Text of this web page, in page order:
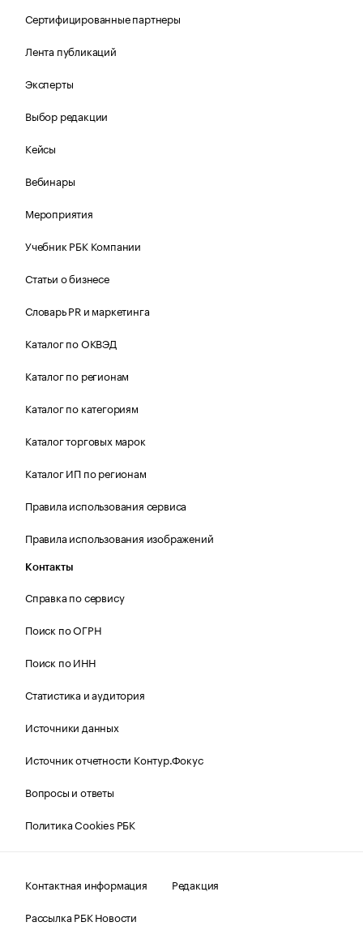
Сертифицированные партнеры
Лента публикаций
Эксперты
Выбор редакции
Кейсы
Вебинары
Мероприятия
Учебник РБК Компании
Статьи о бизнесе
Словарь PR и маркетинга
Каталог по ОКВЭД
Каталог по регионам
Каталог по категориям
Каталог торговых марок
Каталог ИП по регионам
Правила использования сервиса
Правила использования изображений
Контакты
Справка по сервису
Поиск по ОГРН
Поиск по ИНН
Статистика и аудитория
Источники данных
Источник отчетности Контур.Фокус
Вопросы и ответы
Политика Cookies РБК
Контактная информация
Редакция
Рассылка РБК Новости